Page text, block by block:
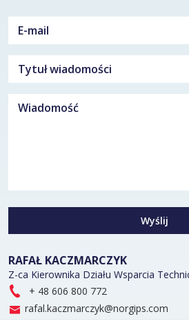
Wyślij
RAFAŁ KACZMARCZYK
Z-ca Kierownika Działu Wsparcia
+ 48 606 800 772
rafal.kaczmarczyk@norgips.com